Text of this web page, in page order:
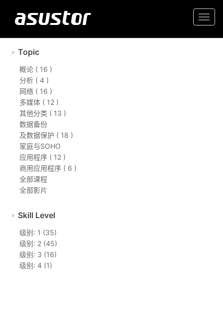
Topic
概论 ( 16 )
分析 ( 4 )
网络 ( 16 )
多媒体 ( 12 )
其他分类 ( 13 )
数据备份
及数据保护 ( 18 )
家庭与SOHO
应用程序 ( 12 )
商用应用程序 ( 6 )
全部课程
全部影片
Skill Level
级别: 1 (35)
级别: 2 (45)
级别: 3 (16)
级别: 4 (1)